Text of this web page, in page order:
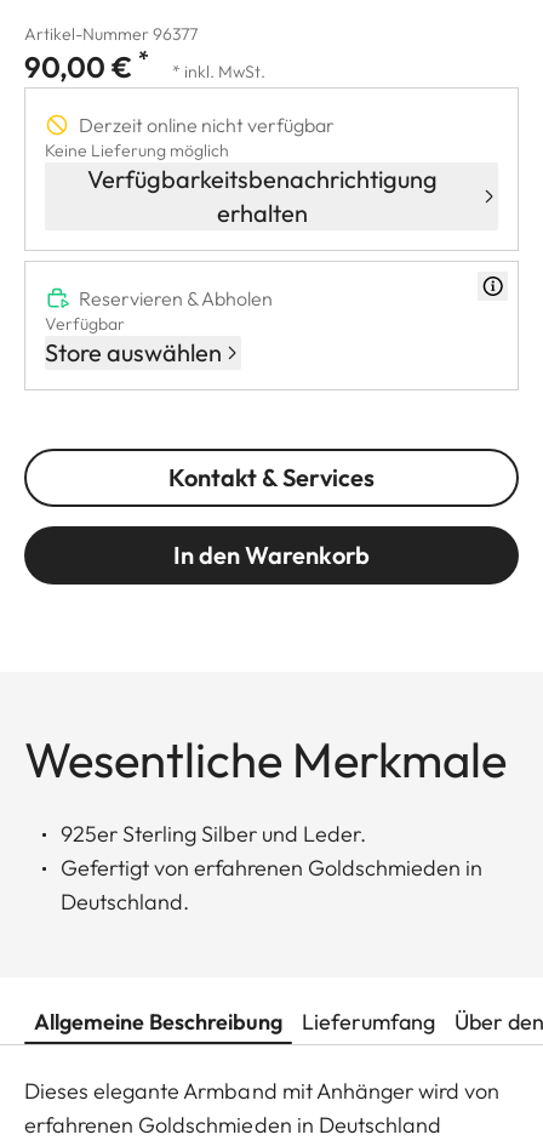
Artikel-Nummer 96377
90,00 € * * inkl. MwSt.
Derzeit online nicht verfügbar
Keine Lieferung möglich
Verfügbarkeitsbenachrichtigung
erhalten
Reservieren & Abholen
Verfügbar
Store auswählen
Kontakt & Services
In den Warenkorb
Wesentliche Merkmale
925er Sterling Silber und Leder.
Gefertigt von erfahrenen Goldschmieden in
Deutschland.
Allgemeine Beschreibung Lieferumfang Über
Dieses elegante Armband mit Anhänger wird von
erfahrenen Goldschmieden in Deutschland